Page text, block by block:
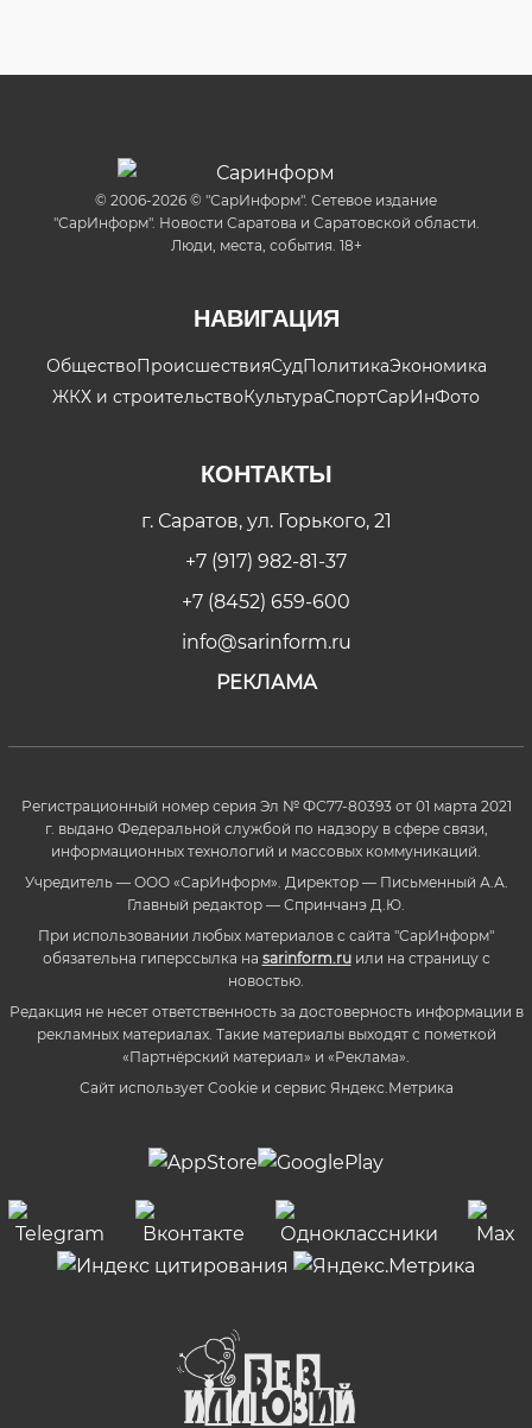
© 2006-2026 © "СарИнформ". Сетевое издание
"СарИнформ". Новости Саратова и Саратовской области.
Люди, места, события. 18+
НАВИГАЦИЯ
ОбществоПроисшествияСудПолитикаЭкономика
ЖКХ и строительствоКультураСпортСарИнФото
КОНТАКТЫ
г. Саратов, ул. Горького, 21
+7 (917) 982-81-37
+7 (8452) 659-600
info@sarinform.ru
РЕКЛАМА
Регистрационный номер серия Эл № ФС77-80393 от 01 марта 2021
г. выдано Федеральной службой по надзору в сфере связи,
информационных технологий и массовых коммуникаций.
Учредитель — ООО «СарИнформ». Директор — Письменный А.А.
Главный редактор — Спринчанэ Д.Ю.
При использовании любых материалов с сайта "СарИнформ"
обязательна гиперссылка на sarinform.ruили на страницу с
новостью.
Редакция не несет ответственность за достоверность информации в
рекламных материалах. Такие материалы выходят с пометкой
«Партнёрский материал» и «Реклама».
Сайт использует Cookie и сервиc Яндекс.Метрика